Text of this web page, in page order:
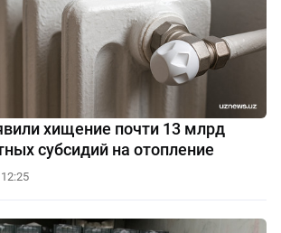
хищение почти 13 млрд
субсидий на отопление